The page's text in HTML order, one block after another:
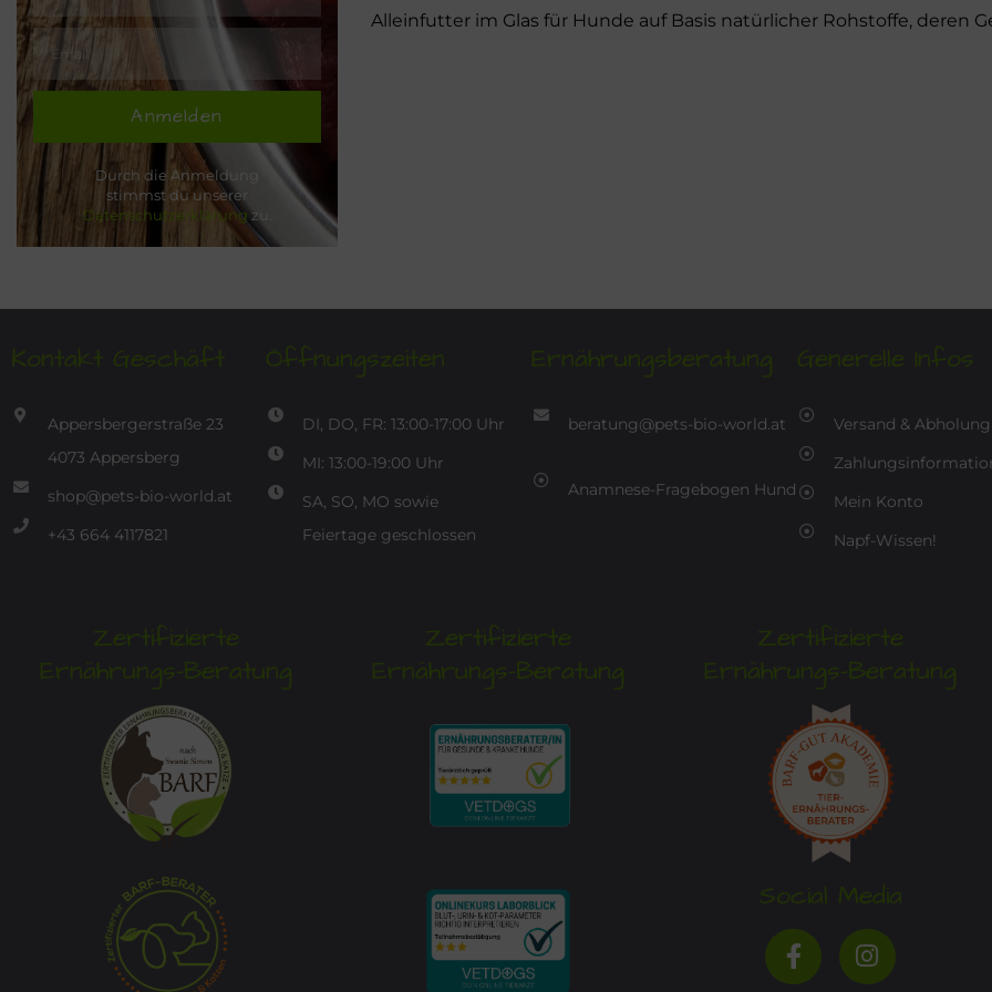
Anmelden
Durch die Anmeldung
stimmst du unserer
Datenschutzerklärungzu.
Alleinfutter im Glas für Hunde auf Basis natürlicher Rohstoffe, deren
Kontakt Geschäft
Appersbergerstraße 23
4073 Appersberg
shop@pets-bio-world.at
+43 664 4117821
Öffnungszeiten
DI, DO, FR: 13:00-17:00 Uhr
MI: 13:00-19:00 Uhr
SA, SO, MO sowie
Feiertage geschlossen
Ernährungsberatung
beratung@pets-bio-world.at
Anamnese-Fragebogen Hund
Generelle Infos
Versand & Abholung
Mein Konto
Napf-Wissen!
Zertifizierte
Ernährungs-Beratung
Zertifizierte
Ernährungs-Beratung
Zertifizierte
Ernährungs-Beratung
Social Media